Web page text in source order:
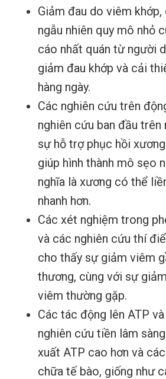
Giảm đau do viêm
ngẫu nhiên quy mô nhỏ
cáo nhất quán từ người
giảm đau khớp và cải
hàng ngày.
Các nghiên cứu trên
nghiên cứu ban đầu
sự hỗ trợ phục hồi
giúp hình thành mô sẹo
nghĩa là xương có thể
nhanh hơn.
Các xét nghiệm trong
và các nghiên cứu thí
cho thấy sự giảm viêm
thương, cùng với sự
viêm thường gặp.
Các tác động lên ATP
nghiên cứu tiền lâm
xuất ATP cao hơn và
chữa tế bào, giống như